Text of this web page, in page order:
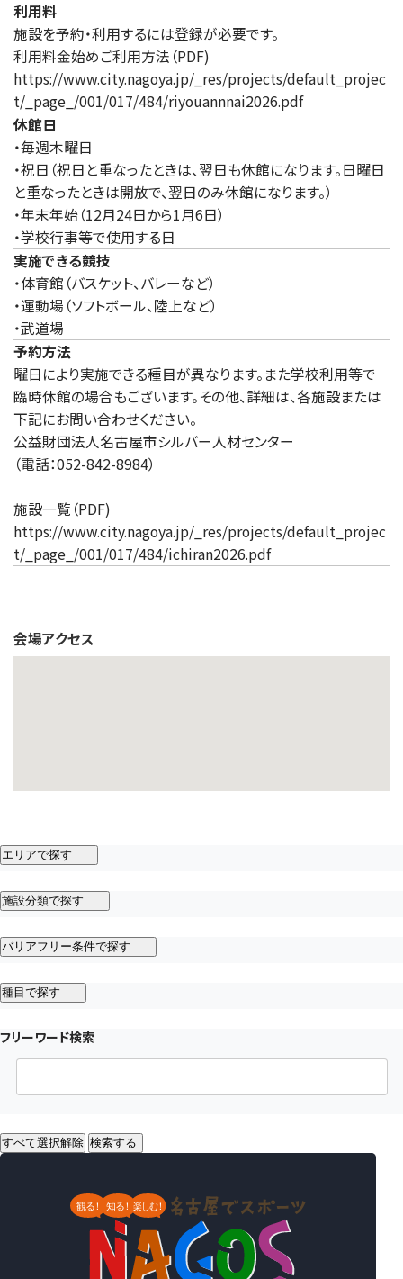
利用料
施設を予約・利用するには登録が必要です。
利用料金始めご利用方法（PDF)
https://www.city.nagoya.jp/_res/projects/default_projec
t/_page_/001/017/484/riyouannnai2026.pdf
休館日
・毎週木曜日
・祝日（祝日と重なったときは、翌日も休館になります。日曜日
と重なったときは開放で、翌日のみ休館になります。）
・年末年始（12月24日から1月6日）
・学校行事等で使用する日
実施できる競技
・体育館（バスケット、バレーなど）
・運動場（ソフトボール、陸上など）
・武道場
予約方法
曜日により実施できる種目が異なります。また学校利用等で
臨時休館の場合もございます。その他、詳細は、各施設または
下記にお問い合わせください。
公益財団法人名古屋市シルバー人材センター
（電話：052-842-8984）
施設一覧（PDF)
https://www.city.nagoya.jp/_res/projects/default_projec
t/_page_/001/017/484/ichiran2026.pdf
会場アクセス
エリアで探す
施設分類で探す
バリアフリー条件で探す
種目で探す
フリーワード検索
すべて選択解除 検索する